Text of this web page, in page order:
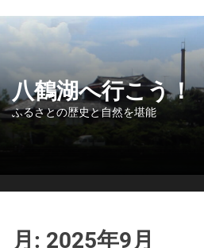
Skip
to
the
content
八鶴湖へ行こう！
ふるさとの歴史と自然を堪能
月: 2025年9月